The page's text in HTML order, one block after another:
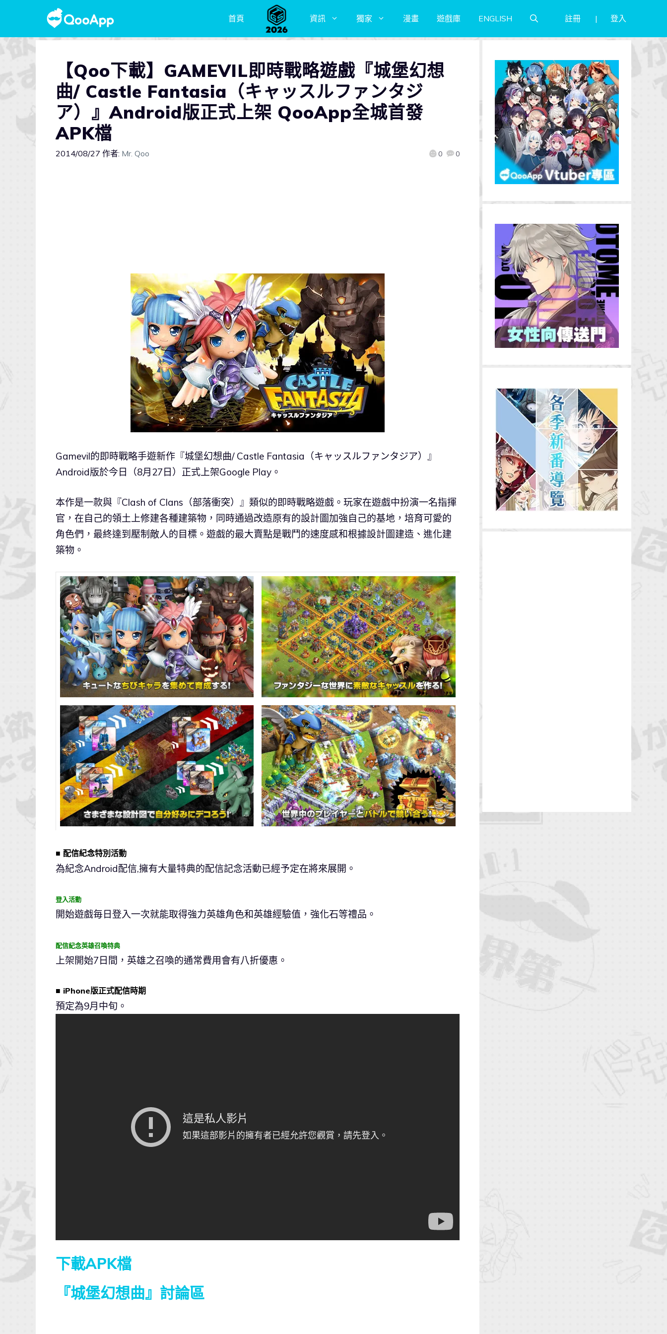
首頁 資訊 獨家 漫畫 遊戲庫 ENGLISH 註冊 登入
【Qoo下載】GAMEVIL即時戰略遊戲『城堡幻想
曲/ Castle Fantasia（キャッスルファンタジ
ア）』Android版正式上架 QooApp全城首發
APK檔
2014/08/27 作者: Mr. Qoo 0 0
Gamevil的即時戰略手遊新作『城堡幻想曲/ Castle Fantasia（キャッスルファンタジア）』
Android版於今日（8月27日）正式上架Google Play。
本作是一款與『Clash of Clans（部落衝突）』類似的即時戰略遊戲。玩家在遊戲中扮演一名指揮
官，在自己的領土上修建各種建築物，同時通過改造原有的設計圖加強自己的基地，培育可愛的
角色們，最終達到壓制敵人的目標。遊戲的最大賣點是戰鬥的速度感和根據設計圖建造、進化建
築物。
■ 配信紀念特別活動
為紀念Android配信,擁有大量特典的配信記念活動已經予定在將來展開。
登入活動
開始遊戲毎日登入一次就能取得強力英雄角色和英雄經驗值，強化石等禮品。
配信紀念英雄召喚特典
上架開始7日間，英雄之召喚的通常費用會有八折優惠。
■ iPhone版正式配信時期
預定為9月中旬。
下載APK檔
『城堡幻想曲』討論區